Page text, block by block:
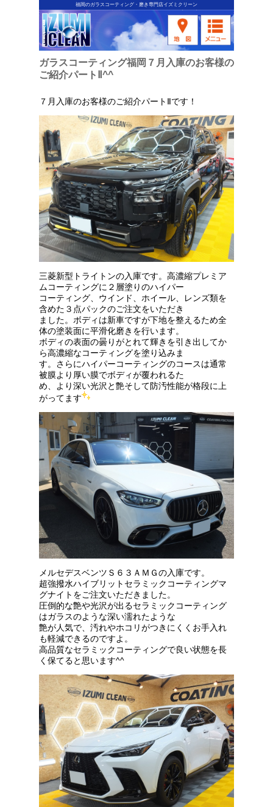
福岡のガラスコーティング・磨き専門店イズミクリーン
ガラスコーティング福岡７月入庫のお客様の
ご紹介パートⅡ^^
７月入庫のお客様のご紹介パートⅡです！
三菱新型トライトンの入庫です。高濃縮プレミア
ムコーティングに２層塗りのハイパー
コーティング、ウインド、ホイール、レンズ類を
含めた３点パックのご注文をいただき
ました。ボディは新車ですが下地を整えるため全
体の塗装面に平滑化磨きを行います。
ボディの表面の曇りがとれて輝きを引き出してか
ら高濃縮なコーティングを塗り込みま
す。さらにハイパーコーティングのコースは通常
被膜より厚い膜でボディが覆われるた
め、より深い光沢と艶そして防汚性能が格段に上
がってます
メルセデスベンツＳ６３ＡＭＧの入庫です。
超強撥水ハイブリットセラミックコーティングマ
グナイトをご注文いただきました。
圧倒的な艶や光沢が出るセラミックコーティング
はガラスのような深い濡れたような
艶が人気で、汚れやホコリがつきにくくお手入れ
も軽減できるのですよ。
高品質なセラミックコーティングで良い状態を長
く保てると思います^^